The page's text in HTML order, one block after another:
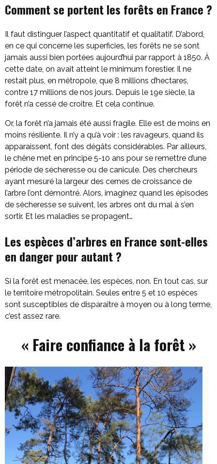
Comment se portent les forêts en France ?
Il faut distinguer l’aspect quantitatif et qualitatif. D’abord,
en ce qui concerne les superficies, les forêts ne se sont
jamais aussi bien portées aujourd’hui par rapport à 1850. À
cette date, on avait atteint le minimum forestier. Il ne
restait plus, en métropole, que 8 millions d’hectares,
contre 17 millions de nos jours. Depuis le 19e siècle, la
forêt n’a cessé de croître. Et cela continue.
Or, la forêt n’a jamais été aussi fragile. Elle est de moins en
moins résiliente. Il n’y a qu’à voir : les ravageurs, quand ils
apparaissent, font des dégâts considérables. Par ailleurs,
le chêne met en principe 5-10 ans pour se remettre d’une
période de sécheresse ou de canicule. Des chercheurs
ayant mesuré la largeur des cernes de croissance de
l’arbre l’ont démontré. Alors, imaginez quand les épisodes
de sécheresse se suivent, les arbres ont du mal à s’en
sortir. Et les maladies se propagent…
Les espèces d’arbres en France sont-elles
en danger pour autant ?
Si la forêt est menacée, les espèces, non. En tout cas, sur
le territoire métropolitain. Seules entre 5 et 10 espèces
sont susceptibles de disparaître à moyen ou à long terme,
c’est assez rare.
« Faire confiance à la forêt »